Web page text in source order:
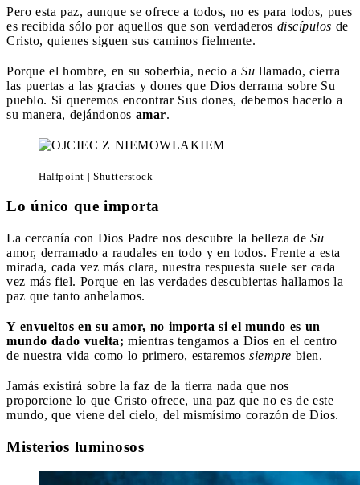
Pero esta paz, aunque se ofrece a todos, no es para todos, pues
es recibida sólo por aquellos que son verdaderos discípulos de
Cristo, quienes siguen sus caminos fielmente.
Porque el hombre, en su soberbia, necio a Su llamado, cierra
las puertas a las gracias y dones que Dios derrama sobre Su
pueblo. Si queremos encontrar Sus dones, debemos hacerlo a
su manera, dejándonos amar.
Halfpoint | Shutterstock
Lo único que importa
La cercanía con Dios Padre nos descubre la belleza de Su
amor, derramado a raudales en todo y en todos. Frente a esta
mirada, cada vez más clara, nuestra respuesta suele ser cada
vez más fiel. Porque en las verdades descubiertas hallamos la
paz que tanto anhelamos.
Y envueltos en su amor, no importa si el mundo es un
mundo dado vuelta; mientras tengamos a Dios en el centro
de nuestra vida como lo primero, estaremos siempre bien.
Jamás existirá sobre la faz de la tierra nada que nos
proporcione lo que Cristo ofrece, una paz que no es de este
mundo, que viene del cielo, del mismísimo corazón de Dios.
Misterios luminosos